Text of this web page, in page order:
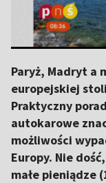
Paryż, Madryt a
europejskiej
Praktyczny
autokarowe
możliwości
Europy. Nie
małe pieniądze